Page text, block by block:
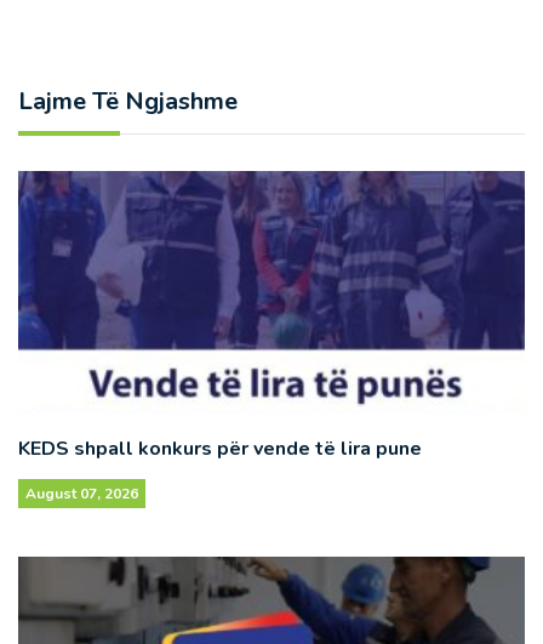
Lajme Të Ngjashme
KEDS shpall konkurs për vende të lira pune
August 07, 2026